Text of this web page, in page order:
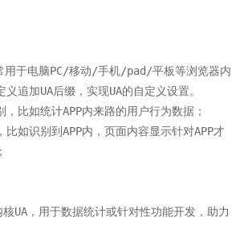
用于电脑PC/移动/手机/pad/平板等浏览器内
追加UA后缀，实现UA的自定义设置。
比如统计APP内来路的用户行为数据；
如识别到APP内，页面内容显示针对APP才
核UA，用于数据统计或针对性功能开发，助力